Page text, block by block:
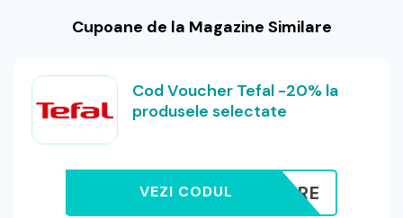
Cupoane de la Magazine Similare
Cod Voucher Tefal -20% la
produsele selectate
NIVERSARE
VEZI CODUL